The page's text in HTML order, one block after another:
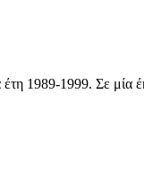
1989-1999. Σε